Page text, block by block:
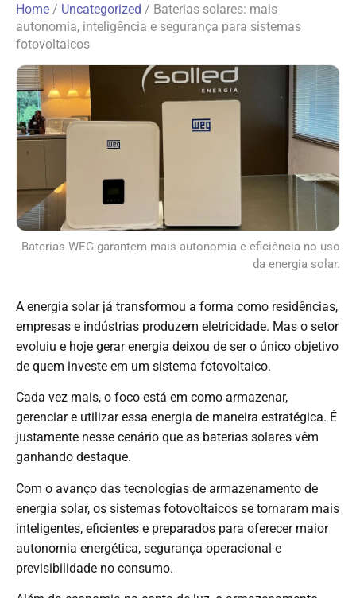
Home / Uncategorized / Baterias solares: mais
autonomia, inteligência e segurança para sistemas
fotovoltaicos
Baterias WEG garantem mais autonomia e eficiência no uso
da energia solar.
A energia solar já transformou a forma como residências,
empresas e indústrias produzem eletricidade. Mas o setor
evoluiu e hoje gerar energia deixou de ser o único objetivo
de quem investe em um sistema fotovoltaico.
Cada vez mais, o foco está em como armazenar,
gerenciar e utilizar essa energia de maneira estratégica. É
justamente nesse cenário que as baterias solares vêm
ganhando destaque.
Com o avanço das tecnologias de armazenamento de
energia solar, os sistemas fotovoltaicos se tornaram mais
inteligentes, eficientes e preparados para oferecer maior
autonomia energética, segurança operacional e
previsibilidade no consumo.